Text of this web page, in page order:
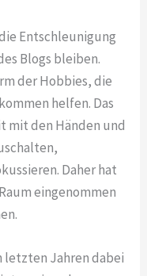
Entschleunigung
Blogs bleiben.
der Hobbies, die
helfen. Das
mit den Händen und
Daher hat
eingenommen
letzten Jahren dabei